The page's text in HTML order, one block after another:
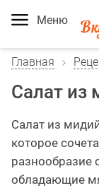
Меню
Главная
Салат из
Салат из
которое
обладающие